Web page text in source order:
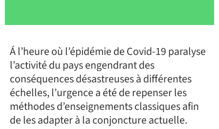
Á l’heure où l’épidémie de Covid-19 paralyse
l’activité du pays engendrant des
conséquences désastreuses à différentes
échelles, l’urgence a été de repenser les
méthodes d’enseignements classiques afin
de les adapter à la conjoncture actuelle.